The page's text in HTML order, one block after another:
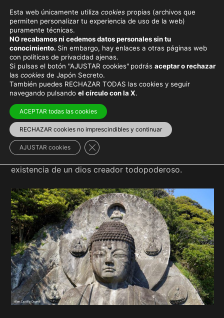
BUDISMO
Viaja con el mejor seguro y
Elbudismoes una doctrina filosófica y espiritual no
teísta, es decir, en la que no se menciona la
existencia de un dios creador todopoderoso.
Esta web únicamente utiliza cookies propias (archivos que
permiten personalizar tu experiencia de uso de la web)
puramente técnicas.
NO recabamos ni cedemos datos personales sin tu
conocimiento. Sin embargo, hay enlaces a otras páginas web
con políticas de privacidad ajenas.
Si pulsas el botón "AJUSTAR cookies" podrás aceptar o rechazar
las cookies de Japón Secreto.
También puedes RECHAZAR TODAS las cookies y seguir
navegando pulsando el círculo con la X.
ACEPTAR todas las cookies
RECHAZAR cookies no imprescindibles y continuar
AJUSTAR cookies Cerrar el banner de cookies RGPD